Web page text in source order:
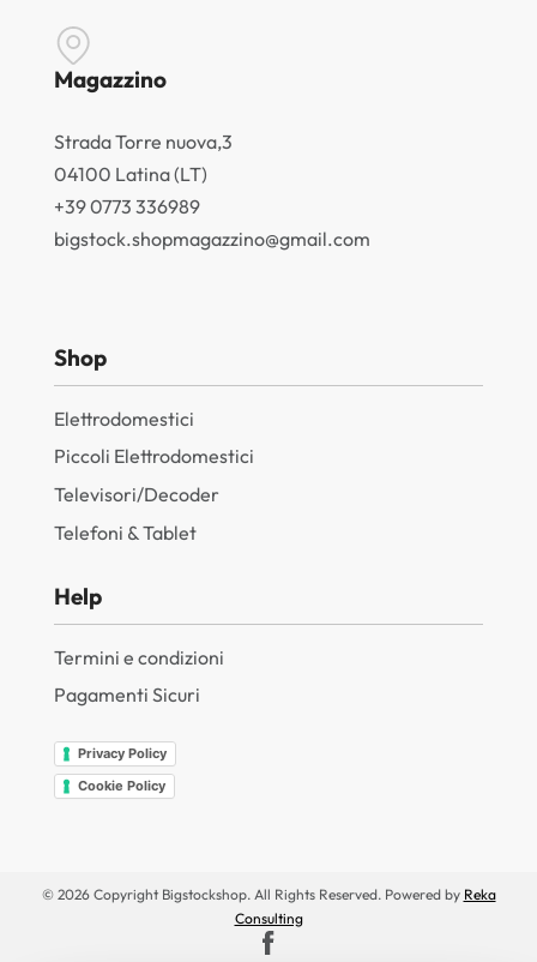
Magazzino
Strada Torre nuova,3
04100 Latina (LT)
+39 0773 336989
bigstock.shopmagazzino@gmail.com
Shop
Elettrodomestici
Piccoli Elettrodomestici
Televisori/Decoder
Telefoni & Tablet
Help
Termini e condizioni
Pagamenti Sicuri
Privacy Policy
Cookie Policy
© 2026 Copyright Bigstockshop. All Rights Reserved. Powered by Reka
Consulting